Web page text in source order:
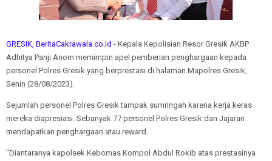
GRESIK, BeritaCakrawala.co.id - Kepala Kepolisian Resor Gresik AKBP
Adhitya Panji Anom memimpin apel pemberian penghargaan kepada
personel Polres Gresik yang berprestasi di halaman Mapolres Gresik,
Senin (28/08/2023).
Sejumlah personel Polres Gresik tampak sumringah karena kerja keras
mereka diapresiasi. Sebanyak 77 personel Polres Gresik dan Jajaran
mendapatkan penghargaan atau reward.
"Diantaranya kapolsek Kebomas Kompol Abdul Rokib atas prestasinya